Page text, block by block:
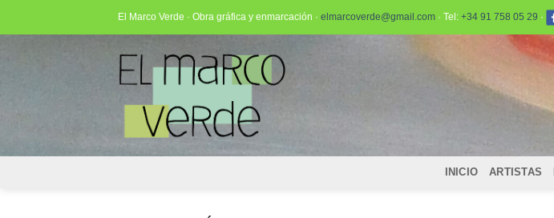
El Marco Verde · Obra gráfica y enmarcación · elmarcoverde@gmail.com · Tel: +34 91 758 05 29 ·
INICIO ARTISTAS